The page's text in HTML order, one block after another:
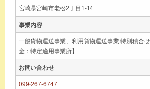
宮崎県宮崎市老松2丁目1-14
事業内容
一般貨物運送事業、利用貨物運送事業 特別積合
金：特定適用事業所】
お問い合わせ
099-267-6747